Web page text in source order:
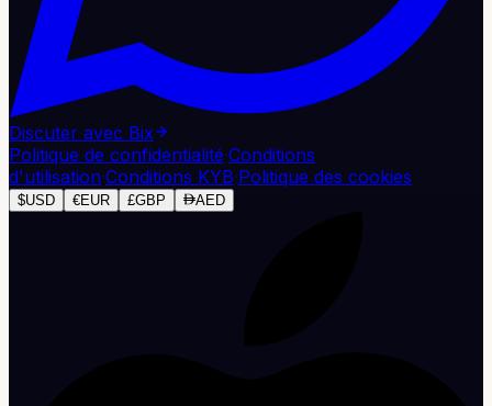
Discuter avec Bix
Politique de confidentialité·Conditions
d'utilisation·Conditions KYB·Politique des cookies
$USD €EUR £GBP AED